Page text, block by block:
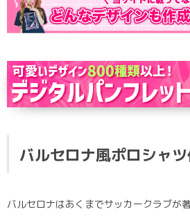
バルセロナ風ポロシャ
バルセロナはあくまでサッカークラブが
パーカー・スウェット
ラグビーユニフォーム
フルカラー
部活動
ニュース